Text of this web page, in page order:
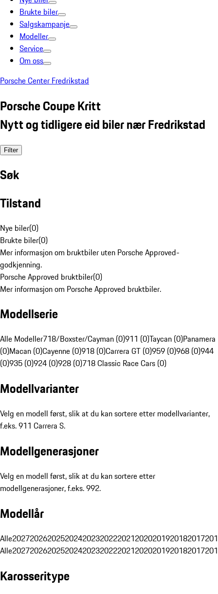
Brukte biler
Salgskampanje
Modeller
Service
Om oss
Porsche Center Fredrikstad
Porsche Coupe Kritt
Nytt og tidligere eid biler nær Fredrikstad
Filter
Søk
Tilstand
Nye biler(0)
Brukte biler(0)
Mer informasjon om bruktbiler uten Porsche Approved-
godkjenning.
Porsche Approved bruktbiler(0)
Mer informasjon om Porsche Approved bruktbiler.
Modellserie
Alle Modeller718/Boxster/Cayman (0)911 (0)Taycan (0)Panamera
(0)Macan (0)Cayenne (0)918 (0)Carrera GT (0)959 (0)968 (0)944
(0)935 (0)924 (0)928 (0)718 Classic Race Cars (0)
Modellvarianter
Velg en modell først, slik at du kan sortere etter modellvarianter,
f.eks. 911 Carrera S.
Modellgenerasjoner
Velg en modell først, slik at du kan sortere etter
modellgenerasjoner, f.eks. 992.
Modellår
Alle20272026202520242023202220212020201920182017
Alle20272026202520242023202220212020201920182017
Karosseritype